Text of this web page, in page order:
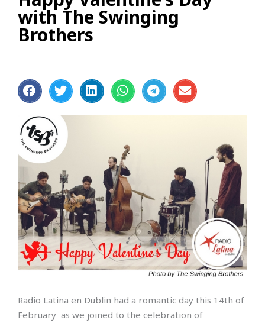
with The Swinging
Brothers
Radio Latina en Dublin had a romantic day this 14th of
February as we joined to the celebration of